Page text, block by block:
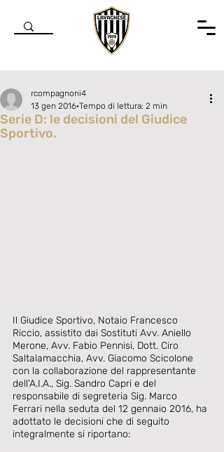
Serie D: le decisioni del Giudice
Sportivo.
rcompagnoni4
13 gen 2016 Tempo di lettura: 2 min
Il Giudice Sportivo, Notaio Francesco
Riccio, assistito dai Sostituti Avv. Aniello
Merone, Avv. Fabio Pennisi, Dott. Ciro
Saltalamacchia, Avv. Giacomo Scicolone
con la collaborazione del rappresentante
dell'A.I.A., Sig. Sandro Capri e del
responsabile di segreteria Sig. Marco
Ferrari nella seduta del 12 gennaio 2016, ha
adottato le decisioni che di seguito
integralmente si riportano: